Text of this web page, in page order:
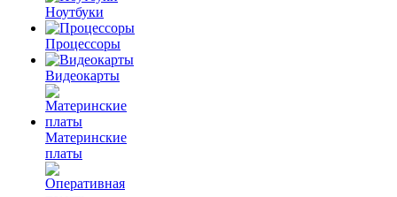
Ноутбуки
Процессоры
Видеокарты
Материнские
платы